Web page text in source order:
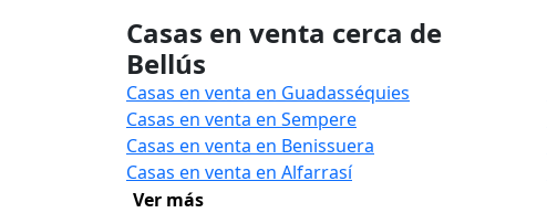
Casas en venta cerca de
Bellús
Casas en venta en Guadasséquies
Casas en venta en Sempere
Casas en venta en Benissuera
Casas en venta en Alfarrasí
Ver más